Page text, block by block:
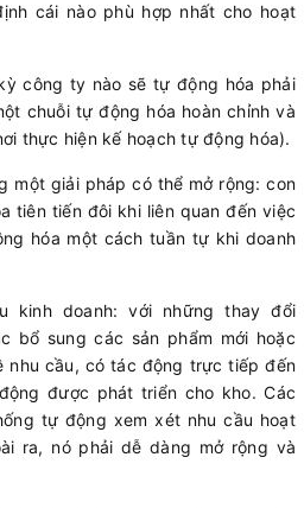
cái nào phù hợp nhất cho hoạt
công ty nào sẽ tự động hóa phải
chuỗi tự động hóa hoàn chỉnh và
thực hiện kế hoạch tự động hóa).
một giải pháp có thể mở rộng: con
tiên tiến đôi khi liên quan đến việc
hóa một cách tuần tự khi doanh
kinh doanh: với những thay đổi
bổ sung các sản phẩm mới hoặc
nhu cầu, có tác động trực tiếp đến
được phát triển cho kho. Các
tự động xem xét nhu cầu hoạt
ra, nó phải dễ dàng mở rộng và